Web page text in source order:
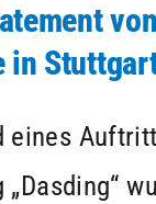
in
eines
„Dasding“